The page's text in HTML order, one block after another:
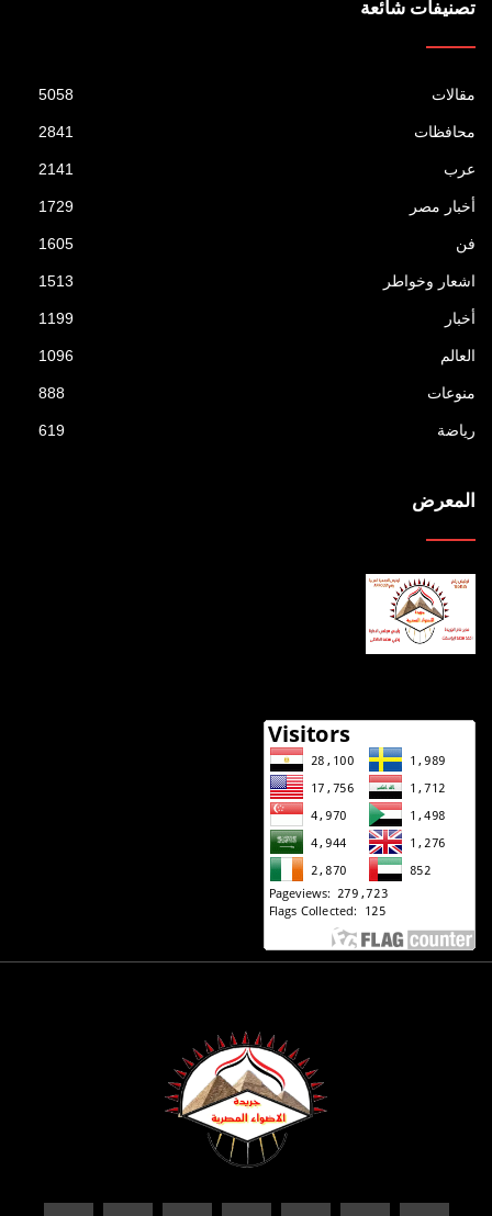
تصنيفات شائعة
مقالات 5058
محافظات 2841
عرب 2141
أخبار مصر 1729
فن 1605
اشعار وخواطر 1513
أخبار 1199
العالم 1096
منوعات 888
رياضة 619
المعرض